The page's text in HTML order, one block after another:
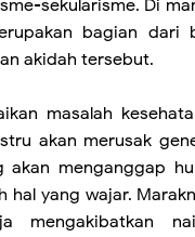
sekularisme. Di
bagian dari
akidah tersebut.
masalah
akan merusak
akan menganggap
hal yang wajar.
mengakibatkan